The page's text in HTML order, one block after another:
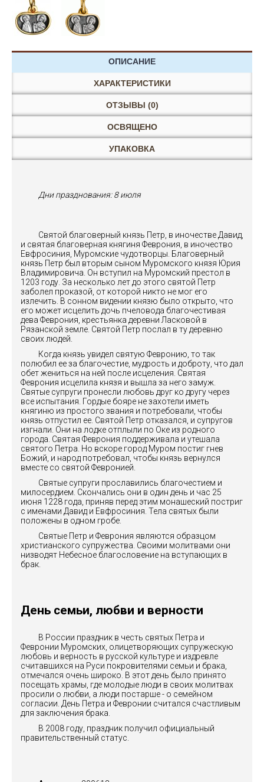
ОПИСАНИЕ
ХАРАКТЕРИСТИКИ
ОТЗЫВЫ (0)
ОСВЯЩЕНО
УПАКОВКА
Дни празднования:8 июля
Святой благоверный князь Петр, в иночестве Давид,
и святая благоверная княгиня Феврония, в иночество
Евфросиния, Муромские чудотворцы. Благоверный
князь Петр был вторым сыном Муромского князя Юрия
Владимировича. Он вступил на Муромский престол в
1203 году. За несколько лет до этого святой Петр
заболел проказой, от которой никто не мог его
излечить. В сонном видении князю было открыто, что
его может исцелить дочь пчеловода благочестивая
дева Феврония, крестьянка деревни Ласковой в
Рязанской земле. Святой Петр послал в ту деревню
своих людей.
Когда князь увидел святую Февронию, то так
полюбил ее за благочестие, мудрость и доброту, что дал
обет жениться на ней после исцеления. Святая
Феврония исцелила князя и вышла за него замуж.
Святые супруги пронесли любовь друг ко другу через
все испытания. Гордые бояре не захотели иметь
княгиню из простого звания и потребовали, чтобы
князь отпустил ее. Святой Петр отказался, и супругов
изгнали. Они на лодке отплыли по Оке из родного
города. Святая Феврония поддерживала и утешала
святого Петра. Но вскоре город Муром постиг гнев
Божий, и народ потребовал, чтобы князь вернулся
вместе со святой Февронией.
Святые супруги прославились благочестием и
милосердием. Скончались они в один день и час 25
июня 1228 года, приняв перед этим монашеский постриг
с именами Давид и Евфросиния. Тела святых были
положены в одном гробе.
Святые Петр и Феврония являются образцом
христианского супружества. Своими молитвами они
низводят Небесное благословение на вступающих в
брак.
День семьи, любви и верности
В России праздник в честь святых Петра и
Февронии Муромских, олицетворяющих супружескую
любовь и верность в русской культуре и издревле
считавшихся на Руси покровителями семьи и брака,
отмечался очень широко. В этот день было принято
посещать храмы, где молодые люди в своих молитвах
просили о любви, а люди постарше - о семейном
согласии. День Петра и Февронии считался счастливым
для заключения брака.
В 2008 году, праздник получил официальный
правительственный статус.